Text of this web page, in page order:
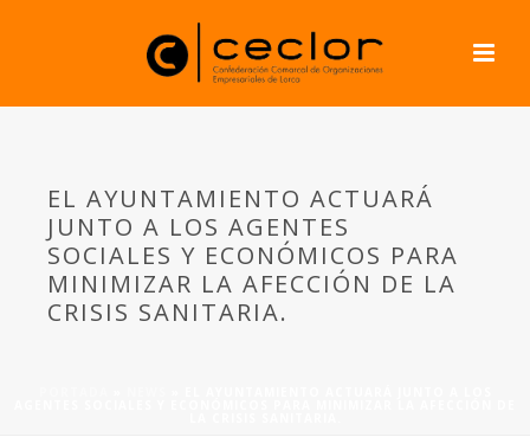
EL AYUNTAMIENTO ACTUARÁ
JUNTO A LOS AGENTES
SOCIALES Y ECONÓMICOS PARA
MINIMIZAR LA AFECCIÓN DE LA
CRISIS SANITARIA.